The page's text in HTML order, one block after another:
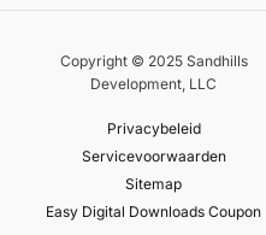
Copyright © 2025 Sandhills
Development, LLC
Privacybeleid
Servicevoorwaarden
Sitemap
Easy Digital Downloads Coupon